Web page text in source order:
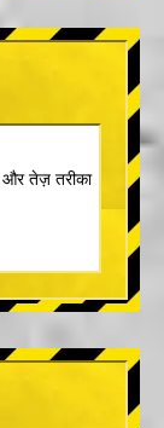
तेज़ तरीका